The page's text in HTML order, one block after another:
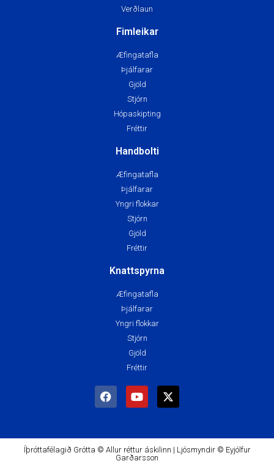
Verðlaun
Fimleikar
Æfingatafla
Þjálfarar
Gjöld
Stjórn
Hópaskipting
Fréttir
Handbolti
Æfingatafla
Þjálfarar
Yngri flokkar
Stjórn
Gjöld
Fréttir
Knattspyrna
Æfingatafla
Þjálfarar
Yngri flokkar
Stjórn
Gjöld
Fréttir
Íþróttafélagið Grótta © Allur réttur áskilinn | Ljósmyndir © Eyjólfur
Garðarsson